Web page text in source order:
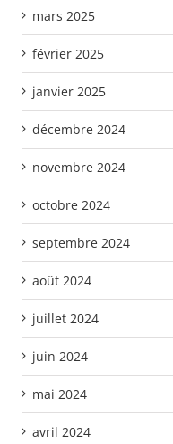
mars 2025
février 2025
janvier 2025
décembre 2024
novembre 2024
octobre 2024
septembre 2024
août 2024
juillet 2024
juin 2024
mai 2024
avril 2024